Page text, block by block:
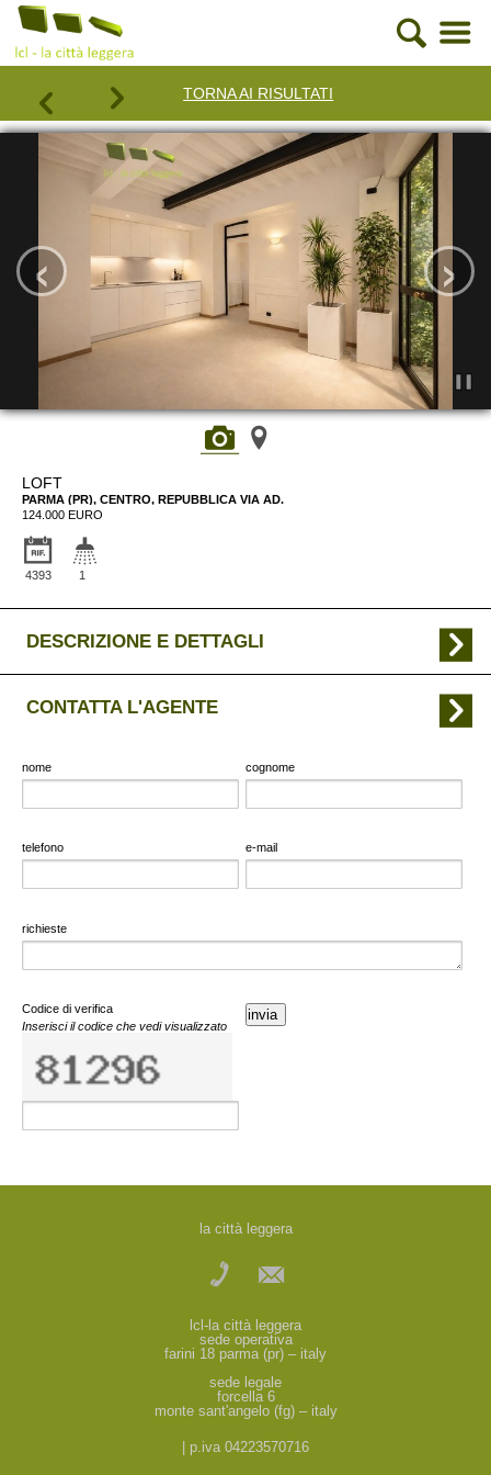
TORNA AI RISULTATI
‹ ›
LOFT
PARMA (PR), CENTRO, REPUBBLICA VIA AD.
124.000 EURO
4393 1
DESCRIZIONE E DETTAGLI
CONTATTA L'AGENTE
nome cognome
telefono e-mail
richieste
Codice di verifica
Inserisci il codice che vedi visualizzato
invia
la città leggera
lcl-la città leggera
sede operativa
farini 18 parma (pr) – italy
sede legale
forcella 6
monte sant'angelo (fg) – italy
| p.iva 04223570716